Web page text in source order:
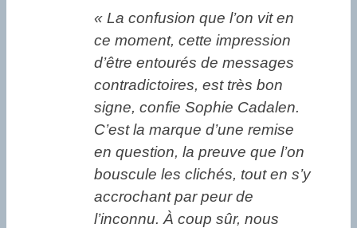
« La confusion que l’on vit en
ce moment, cette impression
d’être entourés de messages
contradictoires, est très bon
signe, confie Sophie Cadalen.
C’est la marque d’une remise
en question, la preuve que l’on
bouscule les clichés, tout en s’y
accrochant par peur de
l’inconnu. À coup sûr, nous